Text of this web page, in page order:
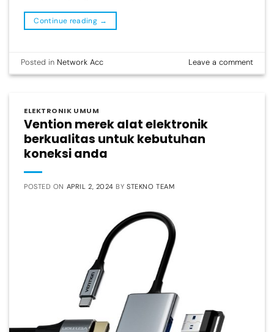
Continue reading →
Posted in Network Acc Leave a comment
ELEKTRONIK UMUM
Vention merek alat elektronik
berkualitas untuk kebutuhan
koneksi anda
POSTED ON APRIL 2, 2024 BYSTEKNO TEAM